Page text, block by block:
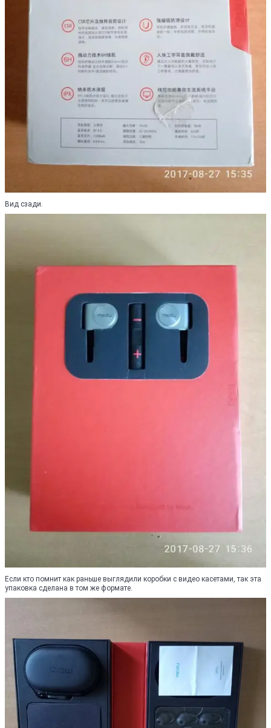
Вид сзади.
Если кто помнит как раньше выглядили коробки с видео касетами, так эта
упаковка сделана в том же формате.